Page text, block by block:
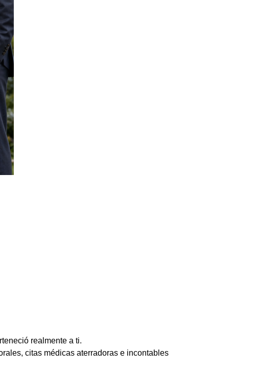
realmente a ti.
citas médicas aterradoras e incontables